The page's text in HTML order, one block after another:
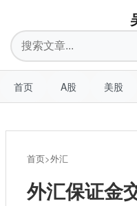
搜
索
首页 A股 美股
首页>外汇
外汇保证金